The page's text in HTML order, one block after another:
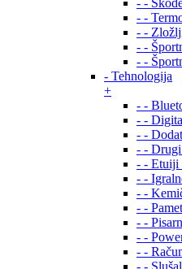
- -
- -
- -
- -
- -
- Tehnologija
+
- -
- -
- -
- -
- - Etuiji
- -
- -
- -
- -
- -
- -
- -